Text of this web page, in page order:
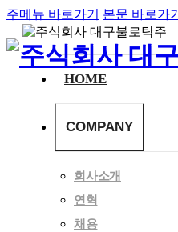
주메뉴 바로가기
본문 바로가기
HOME
COMPANY
회사소개
연혁
채용